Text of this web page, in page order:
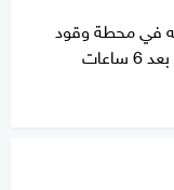
في محطة وقود